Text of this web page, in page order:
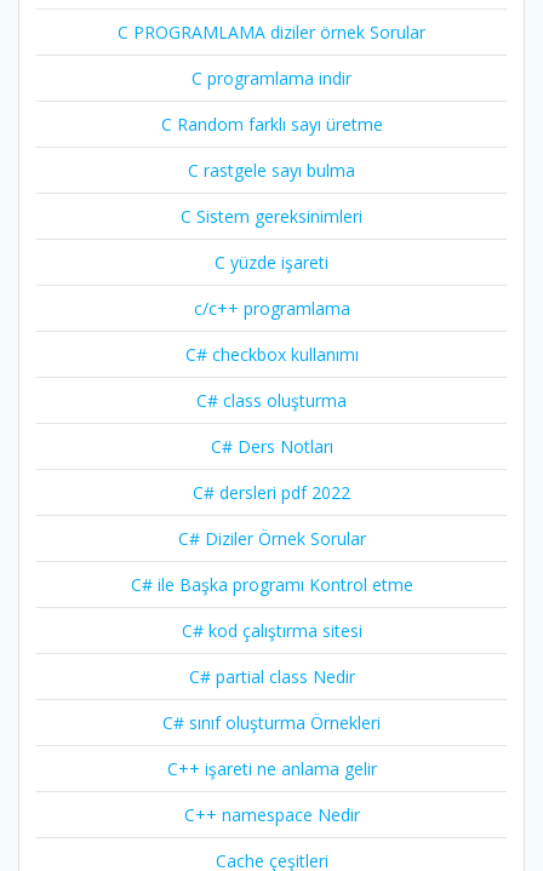
C PROGRAMLAMA diziler örnek Sorular
C programlama indir
C Random farklı sayı üretme
C rastgele sayı bulma
C Sistem gereksinimleri
C yüzde işareti
c/c++ programlama
C# checkbox kullanımı
C# class oluşturma
C# Ders Notları
C# dersleri pdf 2022
C# Diziler Örnek Sorular
C# ile Başka programı Kontrol etme
C# kod çalıştırma sitesi
C# partial class Nedir
C# sınıf oluşturma Örnekleri
C++ işareti ne anlama gelir
C++ namespace Nedir
Cache çeşitleri